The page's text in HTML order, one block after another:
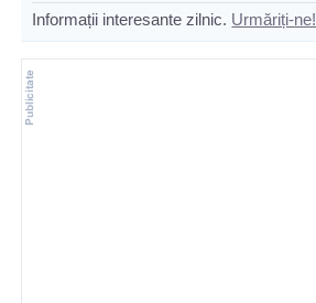
Informații interesante zilnic. Urmăriți-ne!